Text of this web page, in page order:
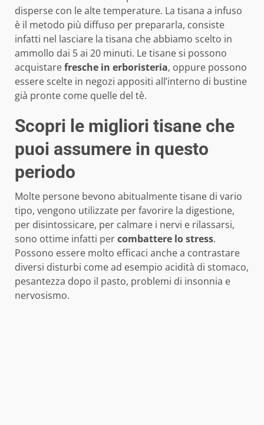
disperse con le alte temperature. La tisana a infuso
è il metodo più diffuso per prepararla, consiste
infatti nel lasciare la tisana che abbiamo scelto in
ammollo dai 5 ai 20 minuti. Le tisane si possono
acquistarefresche in erboristeria, oppure possono
essere scelte in negozi appositi all’interno di bustine
già pronte come quelle del tè.
Scopri le migliori tisane che
puoi assumere in questo
periodo
Molte persone bevono abitualmente tisane di vario
tipo, vengono utilizzate per favorire la digestione,
per disintossicare, per calmare i nervi e rilassarsi,
sono ottime infatti percombattere lo stress.
Possono essere molto efficaci anche a contrastare
diversi disturbi come ad esempio acidità di stomaco,
pesantezza dopo il pasto, problemi di insonnia e
nervosismo.